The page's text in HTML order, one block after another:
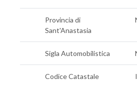
Provincia di
Sant'Anastasia
Sigla Automobilistica
Codice Catastale